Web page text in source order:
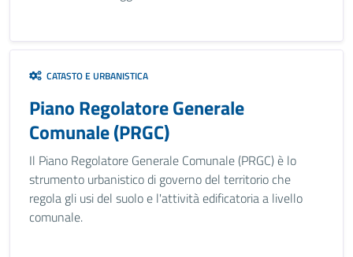
CATASTO E URBANISTICA
Piano Regolatore Generale
Comunale (PRGC)
Il Piano Regolatore Generale Comunale (PRGC) è lo
strumento urbanistico di governo del territorio che
regola gli usi del suolo e l'attività edificatoria a livello
comunale.